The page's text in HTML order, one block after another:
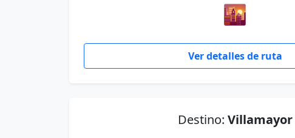
🌇
Ver detalles de ruta
Destino: Villamayor